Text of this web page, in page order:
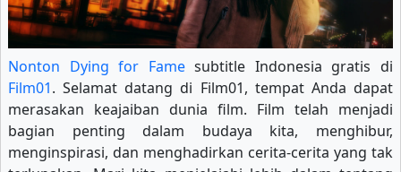
Nonton Dying for Famesubtitle Indonesia gratis di
Film01. Selamat datang di Film01, tempat Anda dapat
merasakan keajaiban dunia film. Film telah menjadi
bagian penting dalam budaya kita, menghibur,
menginspirasi, dan menghadirkan cerita-cerita yang tak